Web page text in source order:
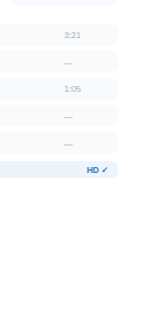
3:21
—
1:05
—
—
HD ✓